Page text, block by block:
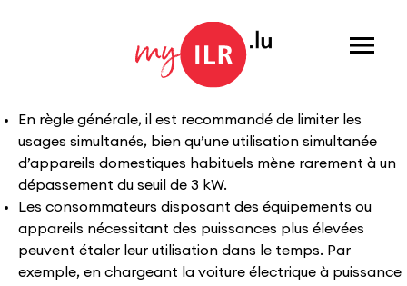
Menu
En règle générale, il est recommandé de limiter les
usages simultanés, bien qu’une utilisation simultanée
d’appareils domestiques habituels mène rarement à un
dépassement du seuil de 3 kW.
Les consommateurs disposant des équipements ou
appareils nécessitant des puissances plus élevées
peuvent étaler leur utilisation dans le temps. Par
exemple, en chargeant la voiture électrique à puissance